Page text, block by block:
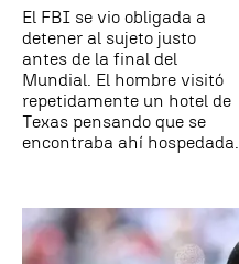
El FBI se vio obligada a
detener al sujeto justo
antes de la final del
Mundial. El hombre visitó
repetidamente un hotel de
Texas pensando que se
encontraba ahí hospedada.